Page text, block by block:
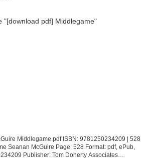
Middlegame.pdf ISBN: 9781250234209 | 528
Seanan McGuire Page: 528 Format: pdf, ePub,
Publisher: Tom Doherty Associates